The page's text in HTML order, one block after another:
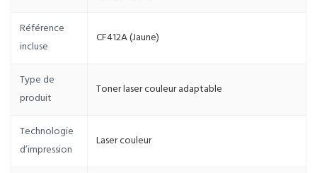
Référence
incluse
CF412A (Jaune)
Type de
produit
Toner laser couleur adaptable
Technologie
d’impression
Laser couleur